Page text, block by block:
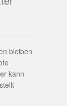
bleiben
kann